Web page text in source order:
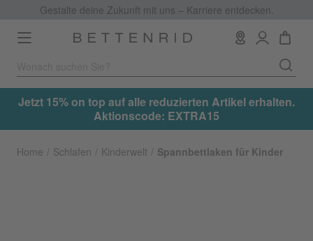
Gestalte deine Zukunft mit uns – Karriere entdecken.
Toggle
navigation
Jetzt 15% on top auf alle reduzierten Artikel erhalten.
Aktionscode: EXTRA15
Home Schlafen Kinderwelt Spannbettlaken für Kinder